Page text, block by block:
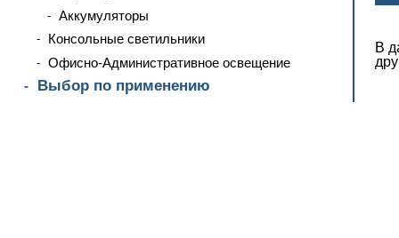
Аккумуляторы
Консольные светильники
Офисно-Административное освещение
Выбор по применению
В